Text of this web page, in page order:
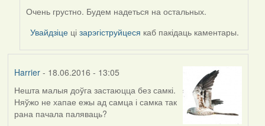
In
reply
by
Очень грустно. Будем надеться на остальных.
Увайдзіце цізарэгіструйцеся каб пакідаць каментары.
Harrier- 18.06.2016 - 13:05
Нешта малыя доўга застаюцца без самкі.
Няўжо не хапае ежы ад самца і самка так
рана пачала паляваць?